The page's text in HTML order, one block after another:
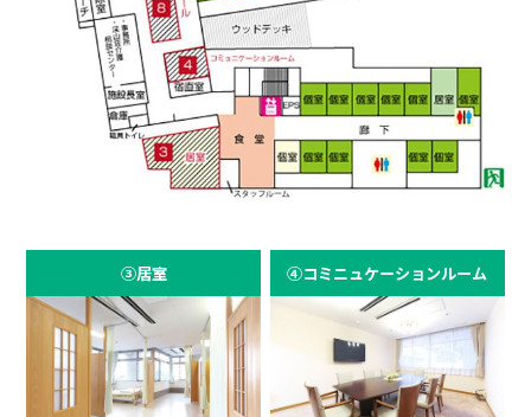
③居室 ④コミニュケーションルーム